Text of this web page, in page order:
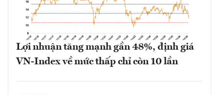
Lợi nhuận tăng mạnh gần 48%, định giá
VN-Index về mức thấp chỉ còn 10 lần